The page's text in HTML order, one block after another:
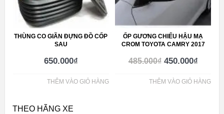
THÙNG CO GIÃN ĐỰNG ĐỒ CỐP
SAU
650.000₫
THÊM VÀO GIỎ HÀNG
ỐP GƯƠNG CHIẾU HẬU MẠ
CROM TOYOTA CAMRY 2017
485.000₫ 450.000₫
THÊM VÀO GIỎ HÀNG
THEO HÃNG XE